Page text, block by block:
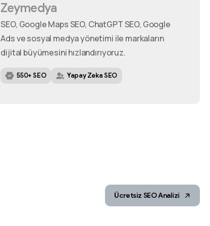
Zeymedya
SEO, Google Maps SEO, ChatGPT SEO, Google
Ads ve sosyal medya yönetimi ile markaların
dijital büyümesini hızlandırıyoruz.
550+ SEO Yapay Zeka SEO
Ücretsiz SEO Analizi